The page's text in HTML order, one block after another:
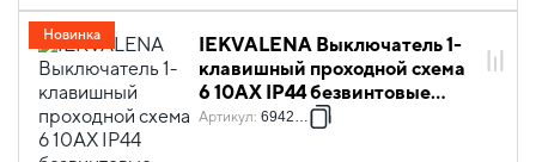
IEKVALENA Выключатель 1-
клавишный проходной схема
6 10АХ IP44 безвинтовые
зажимы 6942061 белый IEK
Артикул: 6942061
Новинка